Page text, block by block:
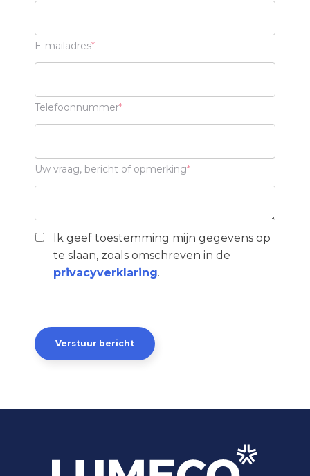
E-mailadres
Telefoonnummer
Uw vraag, bericht of opmerking
Ik geef toestemming mijn gegevens op
te slaan, zoals omschreven in de
privacyverklaring.